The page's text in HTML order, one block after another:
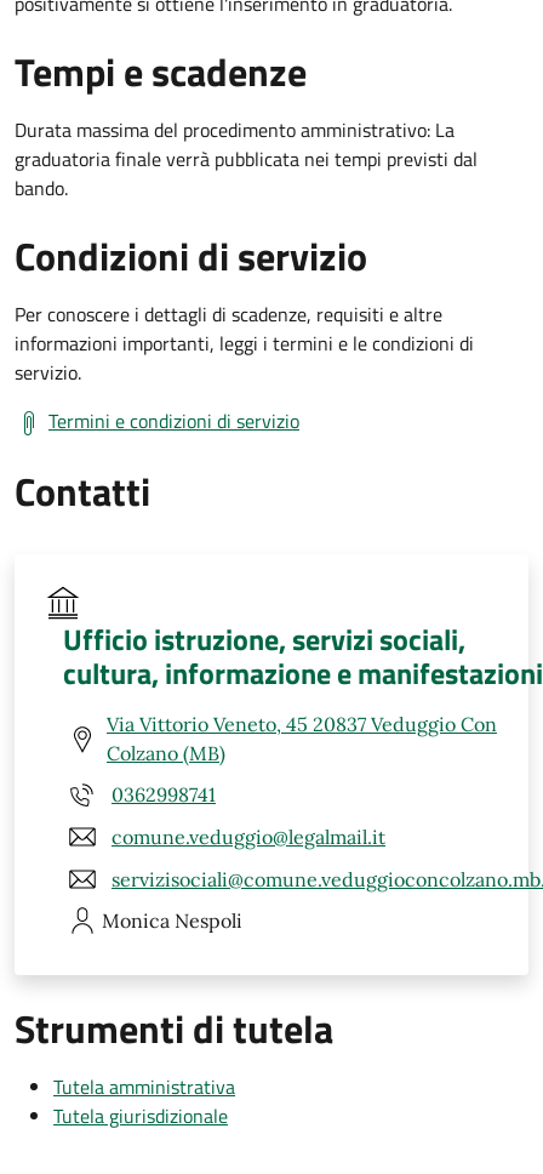
Tempi e scadenze
Durata massima del procedimento amministrativo: La
graduatoria finale verrà pubblicata nei tempi previsti dal
bando.
Condizioni di servizio
Per conoscere i dettagli di scadenze, requisiti e altre
informazioni importanti, leggi i termini e le condizioni di
servizio.
Termini e condizioni di servizio
Contatti
Ufficio istruzione, servizi sociali,
cultura, informazione e manifestazioni
Via Vittorio Veneto, 45 20837 Veduggio Con
Colzano (MB)
0362998741
comune.veduggio@legalmail.it
Monica Nespoli
Strumenti di tutela
Tutela amministrativa
Tutela giurisdizionale